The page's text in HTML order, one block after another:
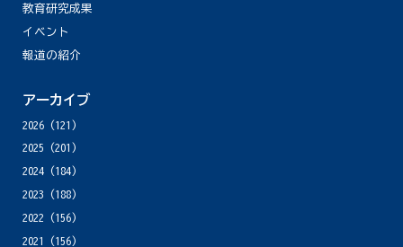
教育研究成果
イベント
報道の紹介
アーカイブ
2026(121)
2025 (201)
2024(184)
2023 (188)
2022 (156)
2021
(156)